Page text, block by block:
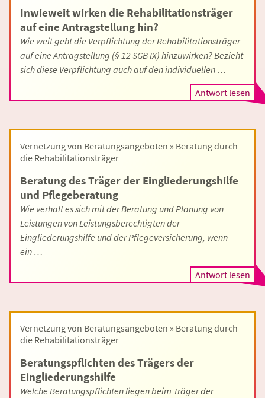
Inwieweit wirken die Rehabilitationsträger
auf eine Antragstellung hin?
Wie weit geht die Verpflichtung der Rehabilitationsträger
auf eine Antragstellung (§ 12 SGB IX) hinzuwirken? Bezieht
sich diese Verpflichtung auch auf den individuellen …
Antwort lesen
Vernetzung von Beratungsangeboten » Beratung durch
die Rehabilitationsträger
Beratung des Träger der Eingliederungshilfe
und Pflegeberatung
Wie verhält es sich mit der Beratung und Planung von
Leistungen von Leistungsberechtigten der
Eingliederungshilfe und der Pflegeversicherung, wenn
ein …
Antwort lesen
Vernetzung von Beratungsangeboten » Beratung durch
die Rehabilitationsträger
Beratungspflichten des Trägers der
Eingliederungshilfe
Welche Beratungspflichten liegen beim Träger der